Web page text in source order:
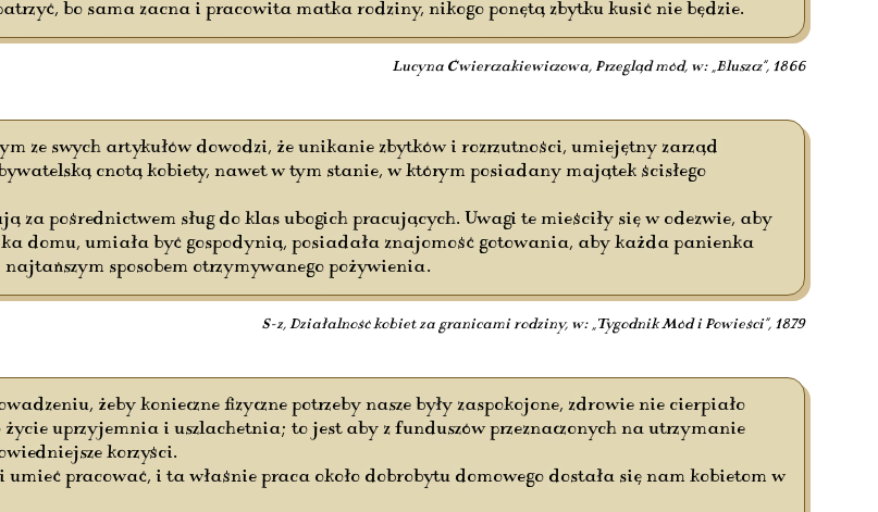
bo sama zacna i pracowita matka rodziny, nikogo ponętą zbytku kusić nie będzie.
Lucyna Ćwierczakiewiczowa, Przegląd mód, w: „Bluszcz”, 1866
ze swych artykułów dowodzi, że unikanie zbytków i rozrzutności, umiejętny zarząd
cnotą kobiety, nawet w tym stanie, w którym posiadany majątek ścisłego
za pośrednictwem sług do klas ubogich pracujących. Uwagi te mieściły się w odezwie, aby
domu, umiała być gospodynią, posiadała znajomość gotowania, aby każda panienka
sposobem otrzymywanego pożywienia.
S-z, Działalność kobiet za granicami rodziny, w: „Tygodnik Mód i Powieści”, 1879
żeby konieczne fizyczne potrzeby nasze były zaspokojone, zdrowie nie cierpiało
życie uprzyjemnia i uszlachetnia; to jest aby z funduszów przeznaczonych na utrzymanie
korzyści.
pracować, i ta właśnie praca około dobrobytu domowego dostała się nam kobietom w